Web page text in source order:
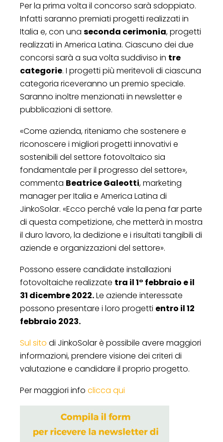
Per la prima volta il concorso sarà sdoppiato.
Infatti saranno premiati progetti realizzati in
Italia e, con una seconda cerimonia, progetti
realizzati in America Latina. Ciascuno dei due
concorsi sarà a sua volta suddiviso in tre
categorie. I progetti più meritevoli di ciascuna
categoria riceveranno un premio speciale.
Saranno inoltre menzionati in newsletter e
pubblicazioni di settore.
«Come azienda, riteniamo che sostenere e
riconoscere i migliori progetti innovativi e
sostenibili del settore fotovoltaico sia
fondamentale per il progresso del settore»,
commenta Beatrice Galeotti, marketing
manager per Italia e America Latina di
JinkoSolar. «Ecco perché vale la pena far parte
di questa competizione, che metterà in mostra
il duro lavoro, la dedizione e i risultati tangibili di
aziende e organizzazioni del settore».
Possono essere candidate installazioni
fotovoltaiche realizzate tra il 1° febbraio e il
31 dicembre 2022.Le aziende interessate
possono presentare i loro progetti entro il 12
febbraio 2023.
Sul sito di JinkoSolar è possibile avere maggiori
informazioni, prendere visione dei criteri di
valutazione e candidare il proprio progetto.
Per maggiori info clicca qui